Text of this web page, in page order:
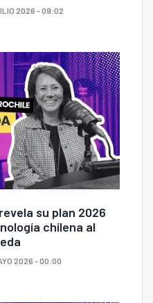
2026 - 09:02
su plan 2026
chilena al
2026 - 00:00